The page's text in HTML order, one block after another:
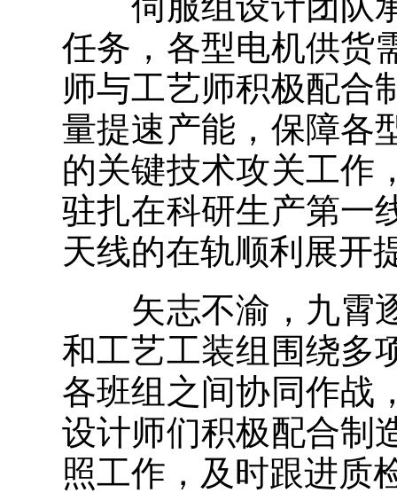
任务，各型电机供货
师与工艺师积极配合
量提速产能，保障各
的关键技术攻关工作
驻扎在科研生产第一
天线的在轨顺利展开
矢志不渝，九霄逐
和工艺工装组围绕多
各班组之间协同作战
设计师们积极配合制
照工作，及时跟进质